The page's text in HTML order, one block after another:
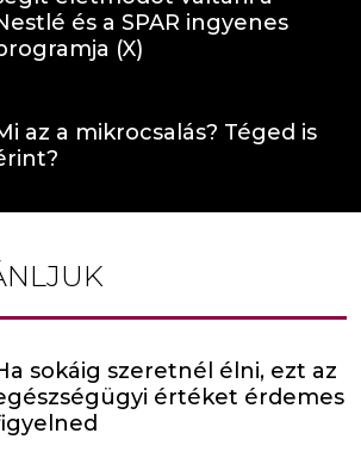
és a SPAR ingyenes
(X)
az a mikrocsalás? Téged is
sokáig szeretnél élni, ezt az
értéket érdemes